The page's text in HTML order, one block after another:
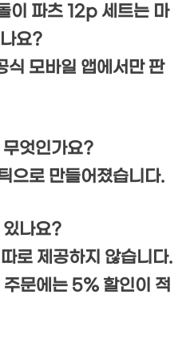
이 파츠 12p 세트는 마
요?
식 모바일 앱에서만 판
엇인가요?
으로 만들어졌습니다.
나요?
로 제공하지 않습니다.
문에는 5% 할인이 적